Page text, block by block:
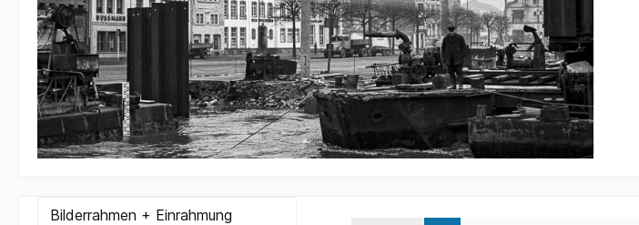
Bilderrahmen + Einrahmung